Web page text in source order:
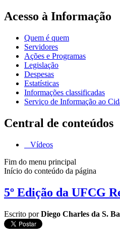
Acesso à Informação
Quem é quem
Servidores
Ações e Programas
Legislação
Despesas
Estatísticas
Informações classificadas
Serviço de Informação ao
Central de conteúdos
Vídeos
Fim do menu principal
Início do conteúdo da página
5º Edição da UFCG
Escrito porDiego Charles da S.